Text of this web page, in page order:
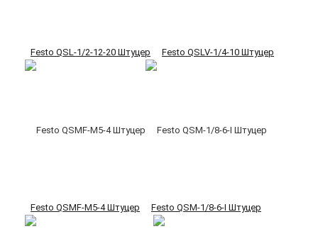
Festo QSL-1/2-12-20 Штуцер Festo QSLV-1/4-10 Штуцер
Festo QSMF-M5-4 Штуцер Festo QSM-1/8-6-I Штуцер